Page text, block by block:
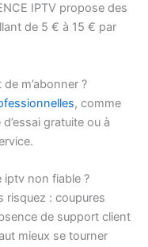
IPTV propose des
de 5 € à 15 € par
m’abonner ?
, comme
gratuite ou à
iptv non fiable ?
risquez : coupures
de support client
mieux se tourner